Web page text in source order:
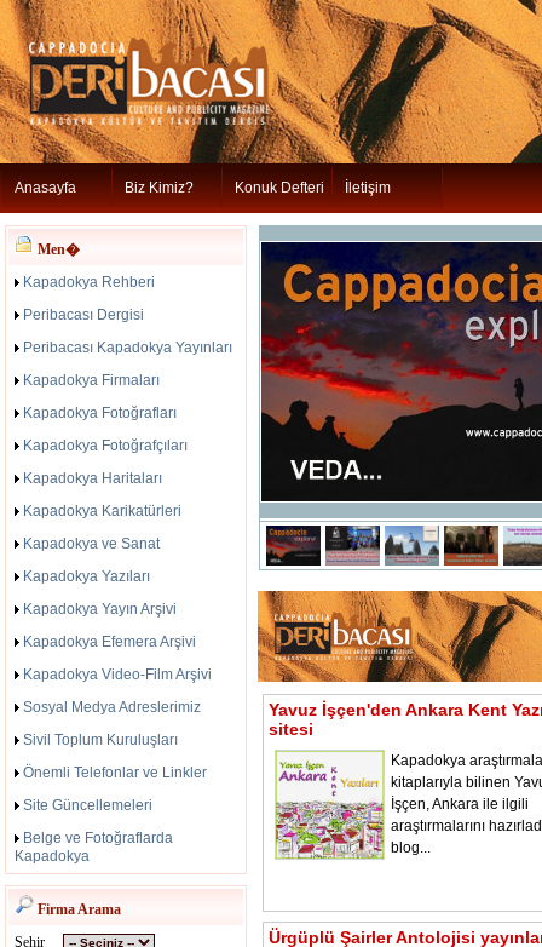
Anasayfa Biz Kimiz? Konuk Defteri İletişim
Men�
Kapadokya Rehberi
Peribacası Dergisi
Peribacası Kapadokya Yayınları
Kapadokya Firmaları
Kapadokya Fotoğrafları
Kapadokya Fotoğrafçıları
Kapadokya Haritaları
Kapadokya Karikatürleri
Kapadokya ve Sanat
Kapadokya Yazıları
Kapadokya Yayın Arşivi
Kapadokya Efemera Arşivi
Kapadokya Video-Film Arşivi
Sosyal Medya Adreslerimiz
Sivil Toplum Kuruluşları
Önemli Telefonlar ve Linkler
Site Güncellemeleri
Belge ve Fotoğraflarda
Kapadokya
Firma Arama
Şehir
Yavuz İşçen'den Ankara Kent
sitesi
Kapadokya
kitaplarıyla bilinen
İşçen, Ankara ile ilgili
araştırmalarını
blog...
Ürgüplü Şairler Antolojisi